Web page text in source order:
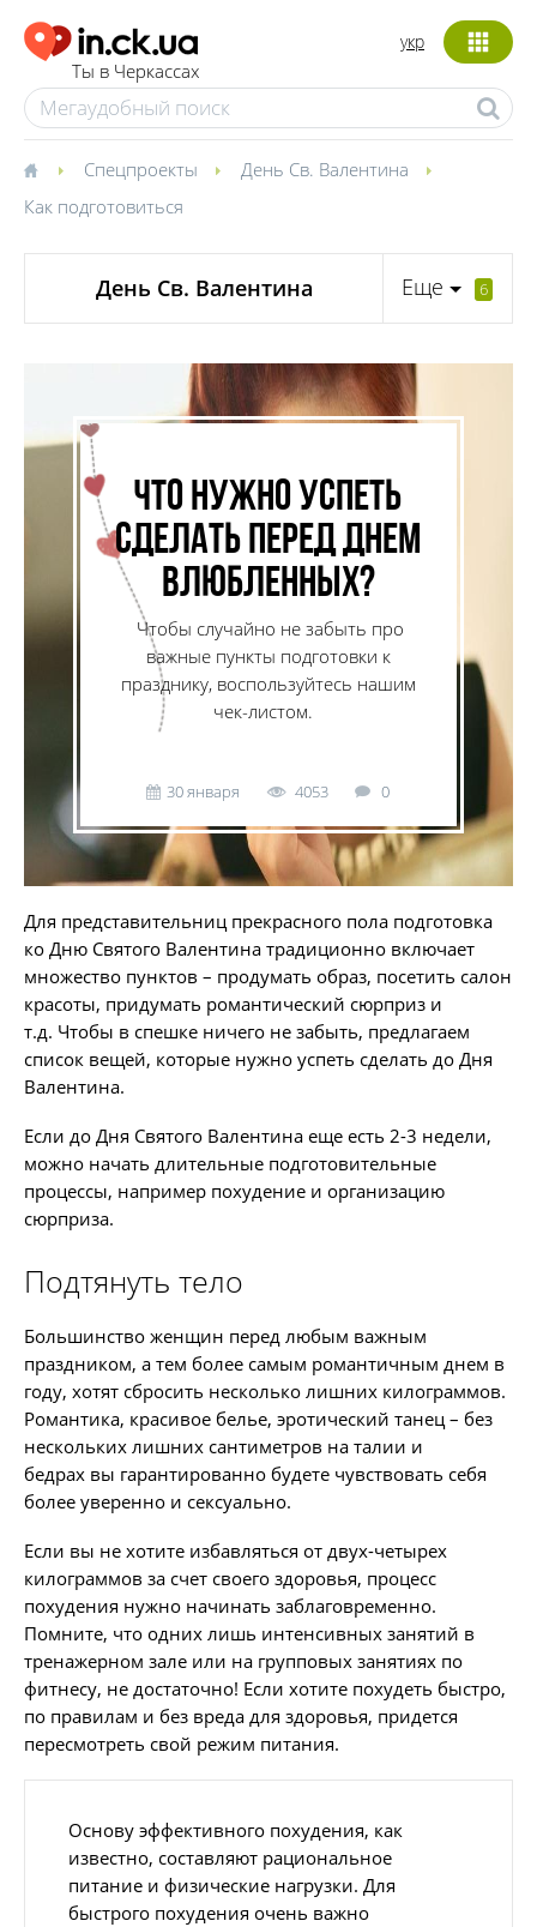
Ты в Черкассах
укр
Спецпроекты
День Св. Валентина
Как подготовиться
День Св. Валентина Еще 6
Что нужно успеть
сделать перед Днем
влюбленных?
Чтобы случайно не забыть про
важные пункты подготовки к
празднику, воспользуйтесь нашим
чек-листом.
30 января 4053 0
Для представительниц прекрасного пола подготовка
ко Дню Святого Валентина традиционно включает
множество пунктов – продумать образ, посетить салон
красоты, придумать романтический сюрприз и
т.д. Чтобы в спешке ничего не забыть, предлагаем
список вещей, которые нужно успеть сделать до Дня
Валентина.
Если до Дня Святого Валентина еще есть 2-3 недели,
можно начать длительные подготовительные
процессы, например похудение и организацию
сюрприза.
Подтянуть тело
Большинство женщин перед любым важным
праздником, а тем более самым романтичным днем в
году, хотят сбросить несколько лишних килограммов.
Романтика, красивое белье, эротический танец – без
нескольких лишних сантиметров на талии и
бедрах вы гарантированно будете чувствовать себя
более уверенно и сексуально.
Если вы не хотите избавляться от двух-четырех
килограммов за счет своего здоровья, процесс
похудения нужно начинать заблаговременно.
Помните, что одних лишь интенсивных занятий в
тренажерном зале или на групповых занятиях по
фитнесу, не достаточно! Если хотите похудеть быстро,
по правилам и без вреда для здоровья, придется
пересмотреть свой режим питания.
Основу эффективного похудения, как
известно, составляют рациональное
питание и физические нагрузки. Для
быстрого похудения очень важно